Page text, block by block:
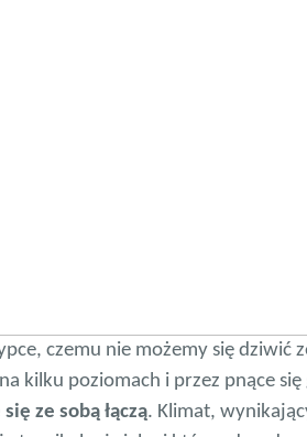
czemu nie możemy się dziwić
kilku poziomach i przez pnące
ze sobą łączą. Klimat,